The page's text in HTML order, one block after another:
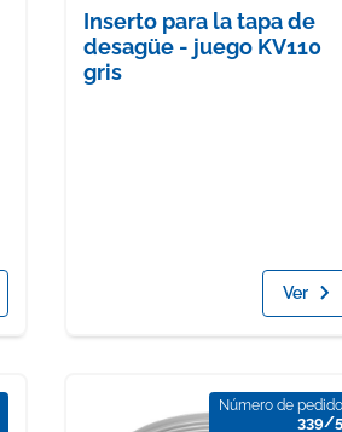
Inserto para la tapa de
desagüe - juego KV110
gris
Ver
Número de pedido
339/5